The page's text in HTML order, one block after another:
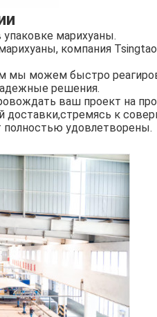
марихуаны.
компания
мы можем быстро
решения.
ваш проект на
доставки,стремясь к
полностью удовлетворены.